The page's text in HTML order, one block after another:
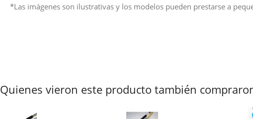
*Las imágenes son ilustrativas y los modelos pueden prestarse a
Quienes vieron este producto también